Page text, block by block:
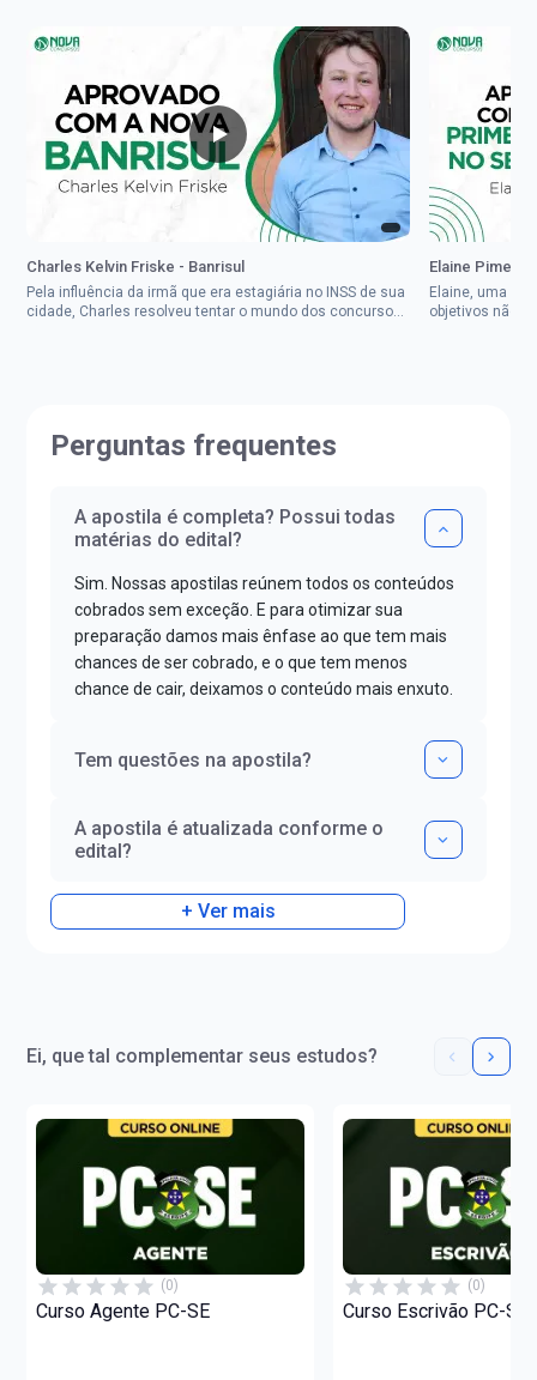
Charles Kelvin Friske - Banrisul
Pela influência da irmã que era estagiária no INSS de sua
cidade, Charles resolveu tentar o mundo dos concursos
Elaine
Elaine, uma
objetivos não
Perguntas frequentes
A apostila é completa? Possui todas
matérias do edital?
Sim. Nossas apostilas reúnem todos os conteúdos
cobrados sem exceção. E para otimizar sua
preparação damos mais ênfase ao que tem mais
chances de ser cobrado, e o que tem menos
chance de cair, deixamos o conteúdo mais enxuto.
Tem questões na apostila?
A apostila é atualizada conforme o
edital?
+ Ver mais
Ei, que tal complementar seus estudos?
(0)
Curso Agente PC-SE
(0)
Curso Escrivão PC-SE